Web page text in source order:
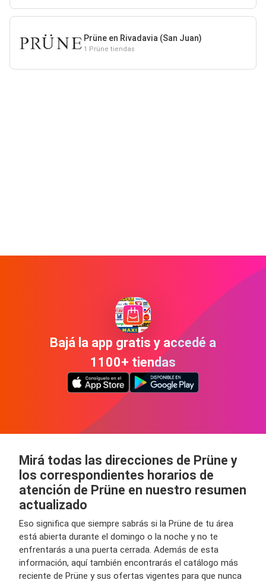
Prüne en Rivadavia (San Juan)
1 Prüne tiendas
Bajá la app gratis y accedé a
1100+ tiendas
Mirá todas las direcciones de Prüne y
los correspondientes horarios de
atención de Prüne en nuestro resumen
actualizado
Eso significa que siempre sabrás si la Prüne de tu área
está abierta durante el domingo o la noche y no te
enfrentarás a una puerta cerrada. Además de esta
información, aquí también encontrarás el catálogo más
reciente de Prüne y sus ofertas vigentes para que nunca